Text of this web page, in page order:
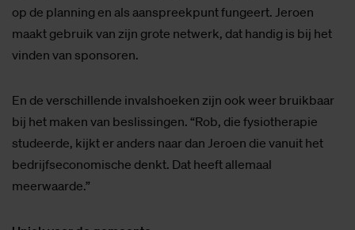
op de planning en als aanspreekpunt fungeert. Jeroen
maakt gebruik van zijn grote netwerk, dat handig is bij het
vinden van sponsoren.
En de verschillende invalshoeken zijn ook weer bruikbaar
bij het maken van beslissingen. “Rob, die fysiotherapie
studeerde, kijkt er anders naar dan Jeroen die vanuit het
bedrijfseconomische denkt. Dat heeft allemaal
meerwaarde.”